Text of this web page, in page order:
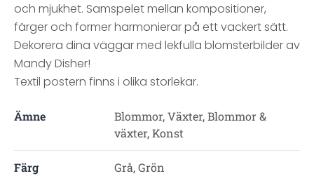
och mjukhet. Samspelet mellan kompositioner,
färger och former harmonierar på ett vackert sätt.
Dekorera dina väggar med lekfulla blomsterbilder av
Mandy Disher!
Textil postern finns i olika storlekar.
Ämne
Blommor, Växter, Blommor &
växter, Konst
Färg Grå, Grön